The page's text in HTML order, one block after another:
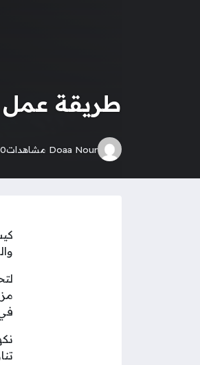
طريقة عمل
Doaa Nour مشاهدات0